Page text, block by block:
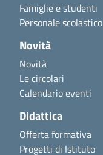
Famiglie e studenti
Personale scolastico
Novità
Novità
Le circolari
Calendario eventi
Didattica
Offerta formativa
Progetti di Istituto